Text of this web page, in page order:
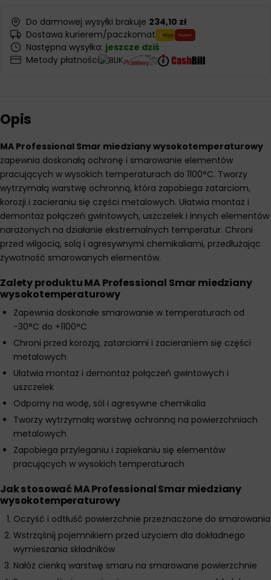
Do darmowej wysyłki brakuje 234,10 zł
Dostawa kurierem/paczkomat
Następna wysyłka: jeszcze dziś
Metody płatności
Opis
MA Professional Smar miedziany wysokotemperaturowy
zapewnia doskonałą ochronę i smarowanie elementów
pracujących w wysokich temperaturach do 1100°C. Tworzy
wytrzymałą warstwę ochronną, która zapobiega zatarciom,
korozji i zacieraniu się części metalowych. Ułatwia montaż i
demontaż połączeń gwintowych, uszczelek i innych elementów
narażonych na działanie ekstremalnych temperatur. Chroni
przed wilgocią, solą i agresywnymi chemikaliami, przedłużając
żywotność smarowanych elementów.
Zalety produktu MA Professional Smar miedziany
wysokotemperaturowy
Zapewnia doskonałe smarowanie w temperaturach od
-30°C do +1100°C
Chroni przed korozją, zatarciami i zacieraniem się części
metalowych
Ułatwia montaż i demontaż połączeń gwintowych i
uszczelek
Odporny na wodę, sól i agresywne chemikalia
Tworzy wytrzymałą warstwę ochronną na powierzchniach
metalowych
Zapobiega przyleganiu i zapiekaniu się elementów
pracujących w wysokich temperaturach
Jak stosować MA Professional Smar miedziany
wysokotemperaturowy
Oczyść i odtłuść powierzchnie przeznaczone do smarowania
Wstrząśnij pojemnikiem przed użyciem dla dokładnego
wymieszania składników
Nałóż cienką warstwę smaru na smarowane powierzchnie